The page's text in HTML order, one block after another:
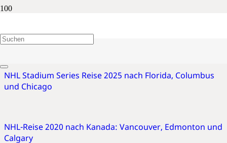
Columbus Blue Jackets
NHL Stadium Series Reise 2025 nach Florida, Columbus
und Chicago
NHL-Reise 2020 nach Kanada: Vancouver, Edmonton und
Calgary